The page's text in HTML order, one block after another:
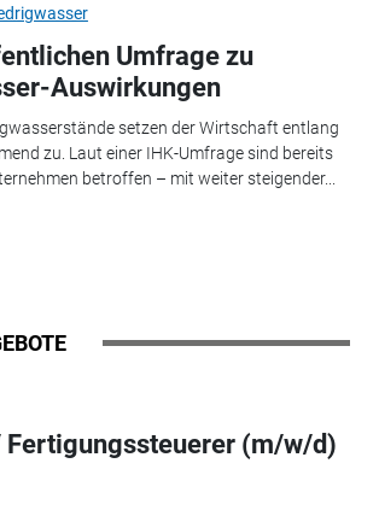
Umfrage zu
Auswirkungen
setzen der Wirtschaft entlang
zu. Laut einer IHK-Umfrage sind bereits
betroffen – mit weiter steigender...
Fertigungssteuerer (m/w/d)